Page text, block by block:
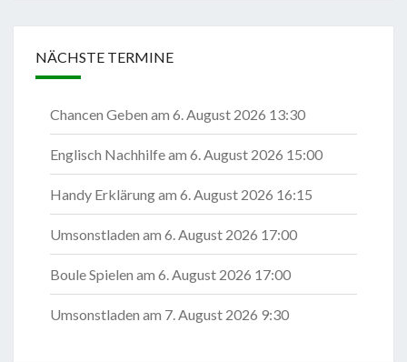
NÄCHSTE TERMINE
Chancen Geben am 6. August 2026 13:30
Englisch Nachhilfeam 6. August 2026 15:00
Handy Erklärungam 6. August 2026 16:15
Umsonstladen am 6. August 2026 17:00
Boule Spielen am 6. August 2026 17:00
Umsonstladen am 7. August 2026 9:30